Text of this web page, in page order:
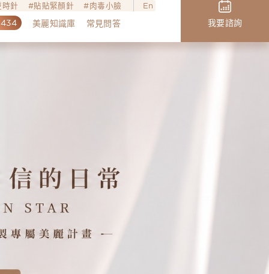
針 貼貼緊顏針 肉毒小臉 En
美麗知識庫 常見問答 我要諮詢